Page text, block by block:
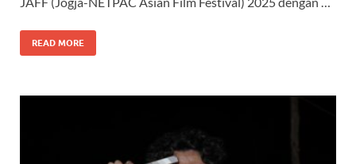
READ MORE